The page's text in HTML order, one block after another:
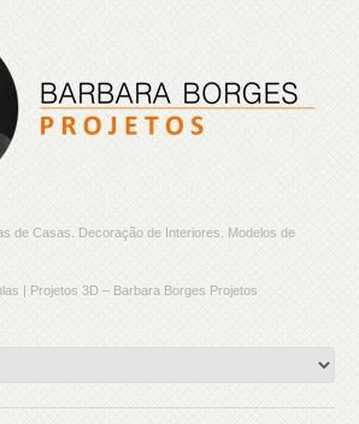
de Casas. Decoração de Interiores. Modelos de
| Projetos 3D – Barbara Borges Projetos